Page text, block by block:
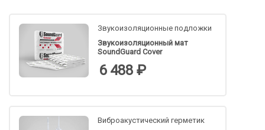
Звукоизоляционные подложки
Звукоизоляционный мат
SoundGuard Cover
6 488 ₽
Виброакустический герметик